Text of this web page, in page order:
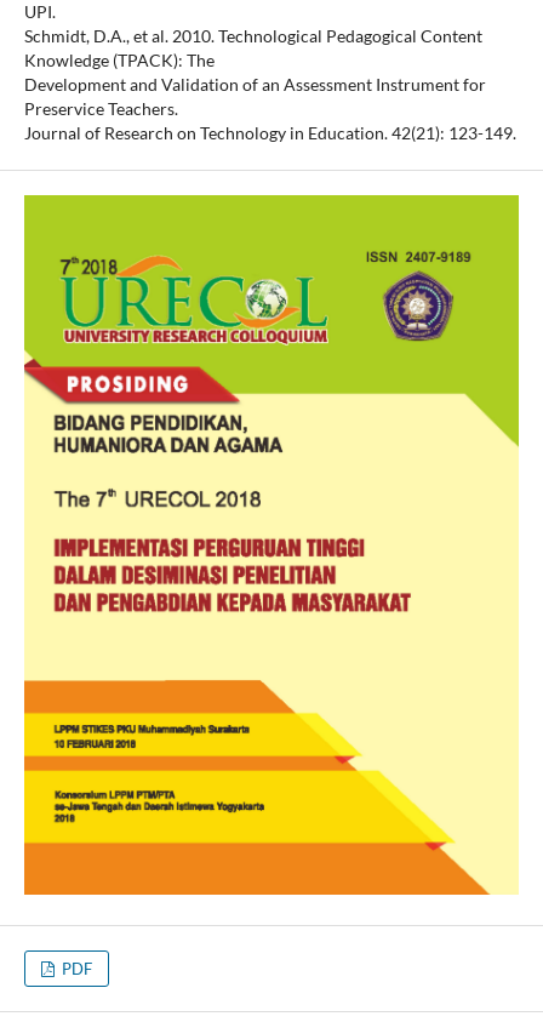
UPI.
Schmidt, D.A., et al. 2010. Technological Pedagogical Content
Knowledge (TPACK): The
Development and Validation of an Assessment Instrument for
Preservice Teachers.
Journal of Research on Technology in Education. 42(21): 123-149.
PDF